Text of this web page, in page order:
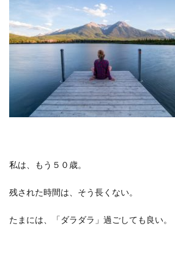
私は、もう５０歳。
残された時間は、そう長くない。
たまには、「ダラダラ」過ごしても良い。